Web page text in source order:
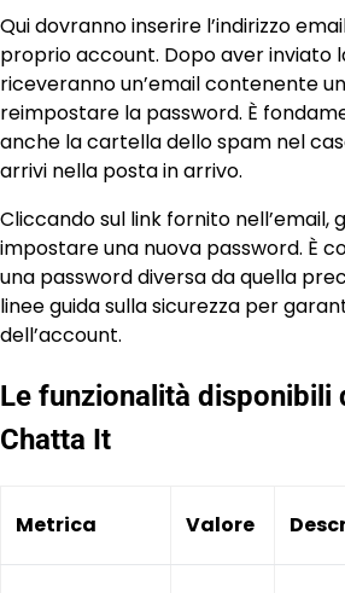
Qui dovranno inserire l’indirizzo
proprio account. Dopo aver inviato
riceveranno un’email contenente
reimpostare la password. È
anche la cartella dello spam nel
arrivi nella posta in arrivo.
Cliccando sul link fornito nell’email,
impostare una nuova password. È
una password diversa da quella
linee guida sulla sicurezza per
dell’account.
Le funzionalità disponibili
Chatta It
Metrica Valore